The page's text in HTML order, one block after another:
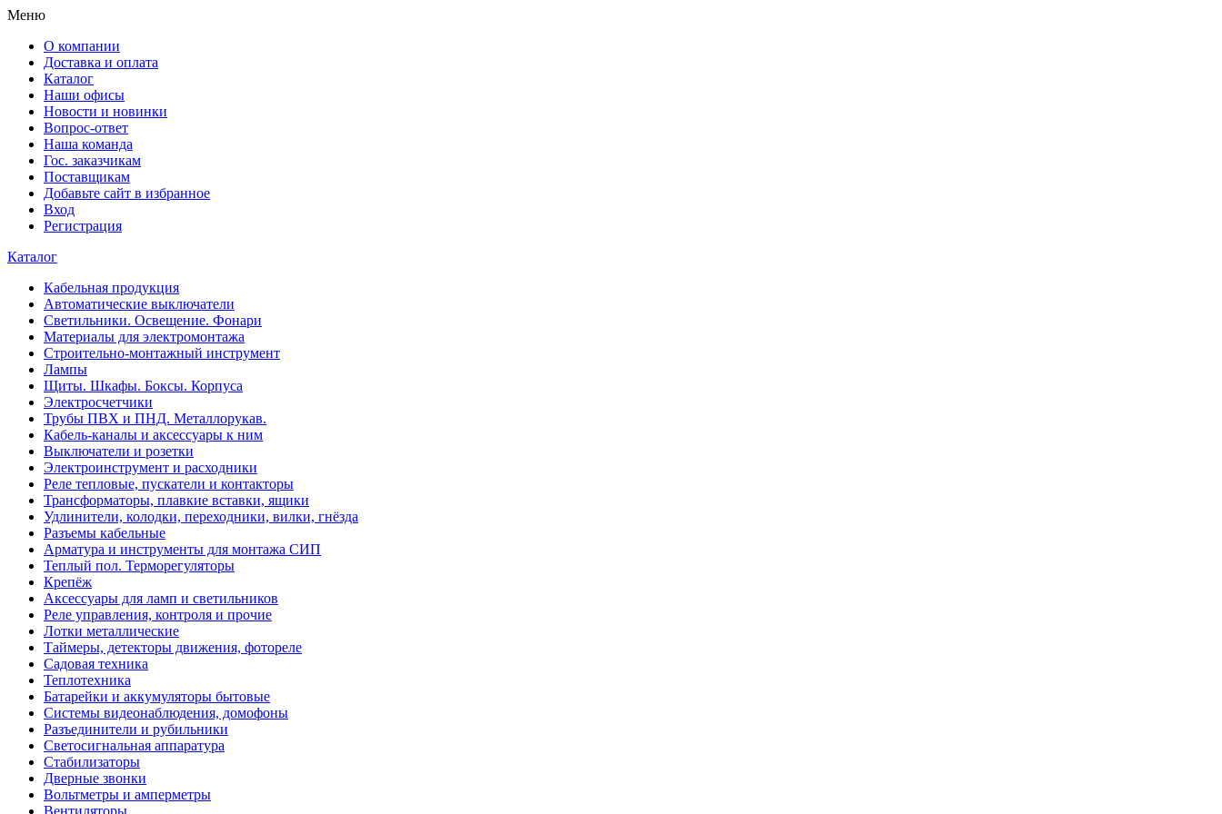
Меню
О компании
Доставка и оплата
Каталог
Наши офисы
Новости и новинки
Вопрос-ответ
Наша команда
Гос. заказчикам
Поставщикам
Добавьте сайт в избранное
Вход
Регистрация
Каталог
Кабельная продукция
Автоматические выключатели
Светильники. Освещение. Фонари
Материалы для электромонтажа
Строительно-монтажный инструмент
Лампы
Щиты. Шкафы. Боксы. Корпуса
Электросчетчики
Трубы ПВХ и ПНД. Металлорукав.
Кабель-каналы и аксессуары к ним
Выключатели и розетки
Электроинструмент и расходники
Реле тепловые, пускатели и контакторы
Трансформаторы, плавкие вставки, ящики
Удлинители, колодки, переходники, вилки, гнёзда
Разъемы кабельные
Арматура и инструменты для монтажа СИП
Теплый пол. Терморегуляторы
Крепёж
Аксессуары для ламп и светильников
Реле управления, контроля и прочие
Лотки металлические
Таймеры, детекторы движения, фотореле
Садовая техника
Теплотехника
Батарейки и аккумуляторы бытовые
Системы видеонаблюдения, домофоны
Разъединители и рубильники
Светосигнальная аппаратура
Стабилизаторы
Дверные звонки
Вольтметры и амперметры
Вентиляторы